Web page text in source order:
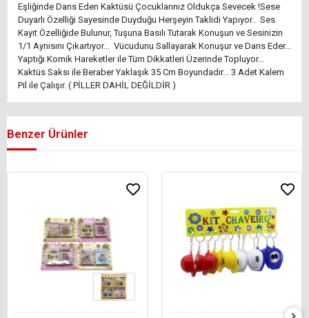
Eşliğinde Dans Eden Kaktüsü Çocuklarınız Oldukça Sevecek !Sese
Duyarlı Özelliği Sayesinde Duyduğu Herşeyin Taklidi Yapıyor.. Ses
Kayıt Özelliğide Bulunur, Tuşuna Basılı Tutarak Konuşun ve Sesinizin
1/1 Aynısını Çıkartıyor... Vücudunu Sallayarak Konuşur ve Dans Eder...
Yaptığı Komik Hareketler ile Tüm Dikkatleri Üzerinde Topluyor...
Kaktüs Saksı ile Beraber Yaklaşık 35 Cm Boyundadır... 3 Adet Kalem
Pil ile Çalışır. ( PİLLER DAHİL DEĞİLDİR )
Benzer Ürünler